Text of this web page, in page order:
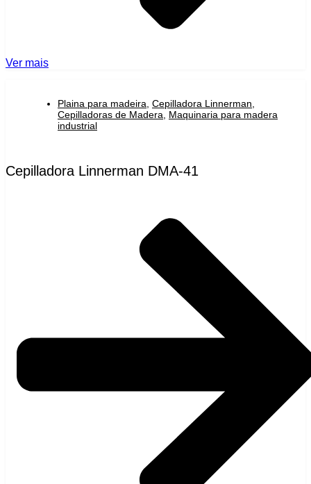
Ver mais
Plaina para madeira, Cepilladora Linnerman,
Cepilladoras de Madera, Maquinaria para madera
industrial
Cepilladora Linnerman DMA-41